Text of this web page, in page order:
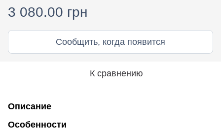
3 080.00 грн
Сообщить, когда появится
К сравнению
Описание
Особенности